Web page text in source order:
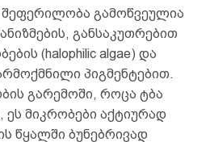
გამოწვეულია
განსაკუთრებით
(halophilic algae) და
პიგმენტებით.
გარემოში, როცა ტბა
მიკრობები აქტიურად
წყალში ბუნებრივად